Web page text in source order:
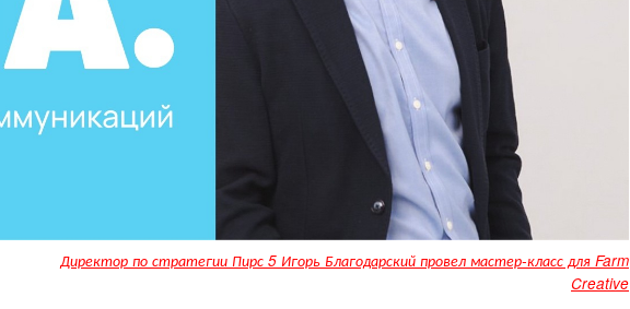
Директор по стратегии Пирс 5 Игорь Благодарский провел мастер-класс для Farm
Creative